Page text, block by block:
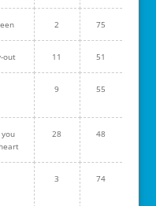
2 75
out 11 51
9 55
28 48
3 74